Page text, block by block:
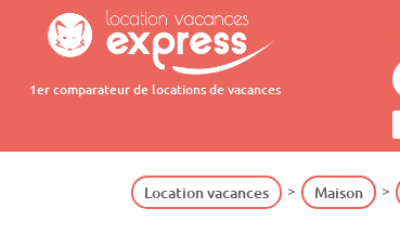
1er comparateur de locations de vacances
Location vacances Maison